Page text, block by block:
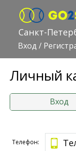
Санкт-
Вход /
Личный
Вход
Телефон: